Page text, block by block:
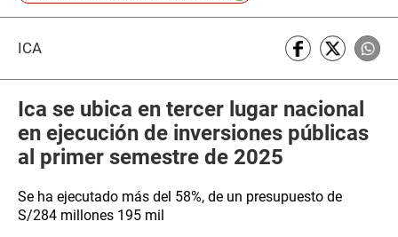
ICA
Ica se ubica en tercer lugar nacional
en ejecución de inversiones públicas
al primer semestre de 2025
Se ha ejecutado más del 58%, de un presupuesto de
S/284 millones 195 mil